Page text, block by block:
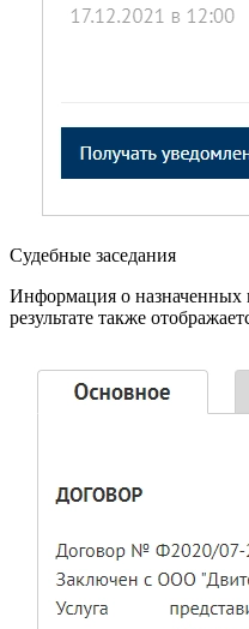
Судебные заседания
Информация о назначенных
результате также